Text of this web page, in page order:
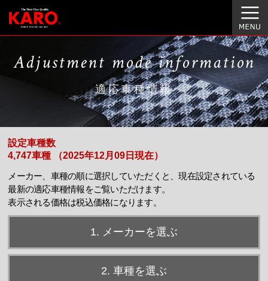
Adjustment mode information
適応車種情報
設定車種数
4,747車種 （2025年12月09日現在）
メーカー、車種の順に選択していただくと、現在設定されている
最新の適応車種情報をご覧いただけます。
表示される価格は税込価格になります。
1. メーカーを選ぶ
2. 車種を選ぶ